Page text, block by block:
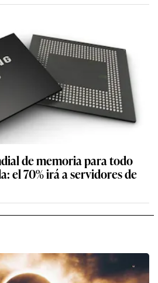
de memoria para todo
el 70% irá a servidores de